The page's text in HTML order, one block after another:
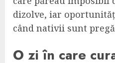
dizolve, iar
când nativii sunt
O zi în care